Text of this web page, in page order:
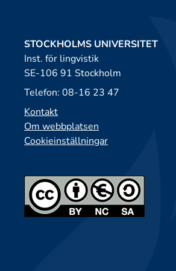
STOCKHOLMS UNIVERSITET
Inst. för lingvistik
SE-106 91 Stockholm
Telefon: 08-16 23 47
Kontakt
Om webbplatsen
Cookieinställningar